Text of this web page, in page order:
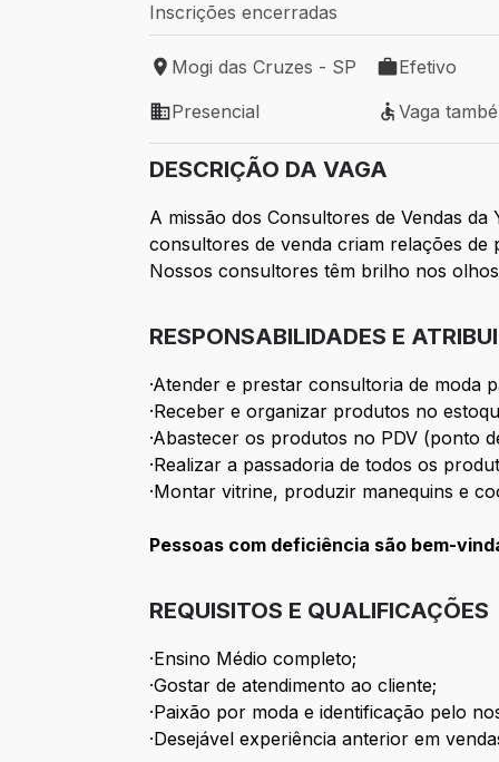
Inscrições encerradas
Local de trabalho: Mogi das Cruzes - SP
Mogi das Cruzes - SP
Tipo de vaga:
Efetivo
Modelo de trabalho: Presencial
Presencial
Vaga
Vaga
DESCRIÇÃO DA VAGA
A missão dos Consultores de Vendas
consultores de venda criam relações
Nossos consultores têm brilho nos
RESPONSABILIDADES E
·Atender e prestar consultoria de moda
·Receber e organizar produtos no
·Abastecer os produtos no PDV (ponto
·Realizar a passadoria de todos os
·Montar vitrine, produzir manequins e
Pessoas com deficiência são bem-
REQUISITOS E QUALIFICAÇÕES
·Ensino Médio completo;
·Gostar de atendimento ao cliente;
·Paixão por moda e identificação pelo
·Desejável experiência anterior em